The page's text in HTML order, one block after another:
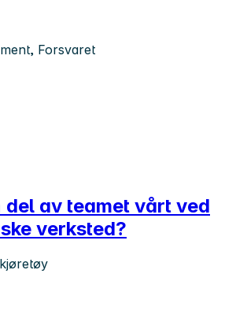
Forsvaret
del av teamet vårt ved
verksted?